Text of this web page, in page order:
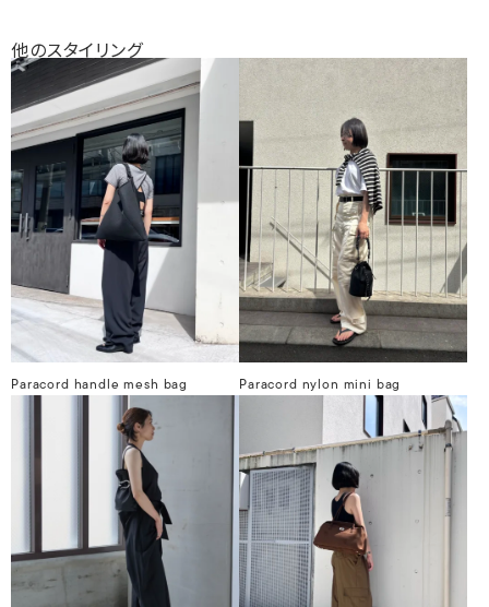
他のスタイリング
Paracord handle mesh bag Paracord nylon mini bag